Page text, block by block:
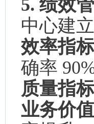
5. 绩效
中心建
效率指标
确率
质量指标
业务价